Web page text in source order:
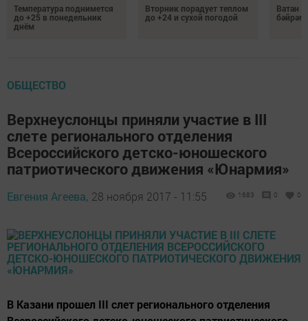
Температура поднимется
до +25 в понедельник
днём
Вторник порадует теплом
до +24 и сухой погодой
Ватан
бәйрәм
ОБЩЕСТВО
Верхнеуслонцы приняли участие в III
слете регионального отделения
Всероссийского детско-юношеского
патриотического движения «Юнармия»
Евгения Агеева, 28 ноября 2017 - 11:55 1683 0 0
В Казани прошел III слет регионального отделения